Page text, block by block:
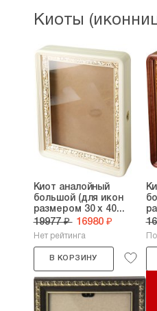
Киоты
Киот аналойный
большой (для икон
размером 30 х 40...
19977 ₽ 16980 ₽
Нет рейтинга
В КОРЗИНУ